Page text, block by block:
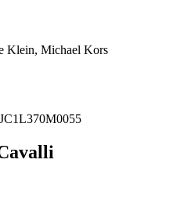
Klein, Michael Kors